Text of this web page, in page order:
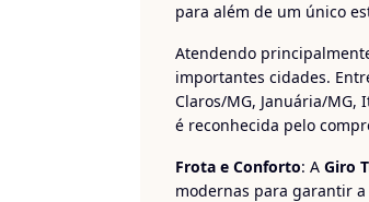
para além de um único
Atendendo
importantes cidades.
Claros/MG, Januária/MG,
é reconhecida pelo
Frota e Conforto: A Giro
modernas para garantir